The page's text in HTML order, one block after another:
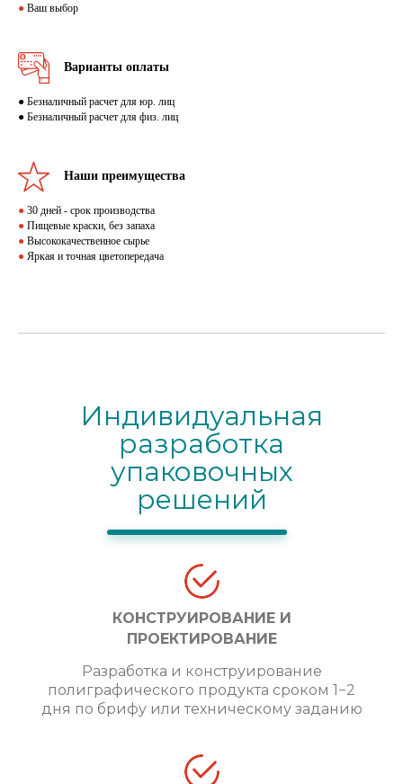
● Ваш выбор
Варианты оплаты
● Безналичный расчет для юр. лиц
● Безналичный расчет для физ. лиц
Наши преимущества
● 30 дней - срок производства
● Пищевые краски, без запаха
● Высококачественное сырье
● Яркая и точная цветопередача
Индивидуальная
разработка
упаковочных
решений
КОНСТРУИРОВАНИЕ И
ПРОЕКТИРОВАНИЕ
Разработка и конструирование
полиграфического продукта сроком 1−2
дня по брифу или техническому заданию